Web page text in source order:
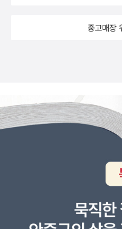
씨 크기가 조금 작은 편이지
면 이 책도 재미있게 볼 것 같
할 때 꺼내서 자기전에 읽어
다. 여름밤에 읽어보시길 추
쿨 #책세상 #맘수다 #책세상
중고매장